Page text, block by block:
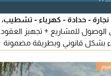
- حدادة - كهرباء - تشطيب،
للمشاريع + تجهيز العقود
بشكل قانوني وبطريقة مضمونة